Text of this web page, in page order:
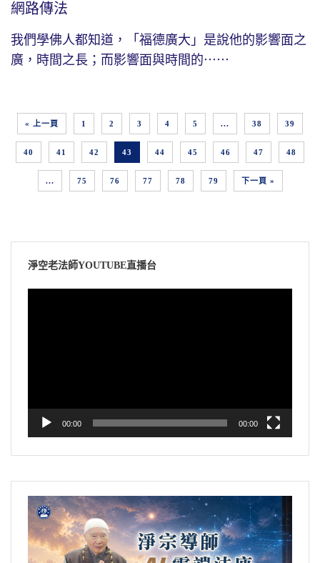
網路傳法
我們學佛人都知道，「福德廣大」是說他的影響面之
廣，時間之長；而影響面與時間的⋯⋯
« 上一頁 1 2 3 4 5 ... 38 39
40 41 42 43 44 45 46 47 48
... 75 76 77 78 79 下一頁 »
淨空老法師YOUTUBE直播台
00:00 00:00